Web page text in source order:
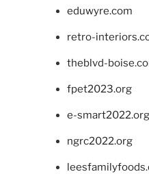
eduwyre.com
retro-
theblvd-
fpet2023.org
e-smart2022.org
ngrc2022.org